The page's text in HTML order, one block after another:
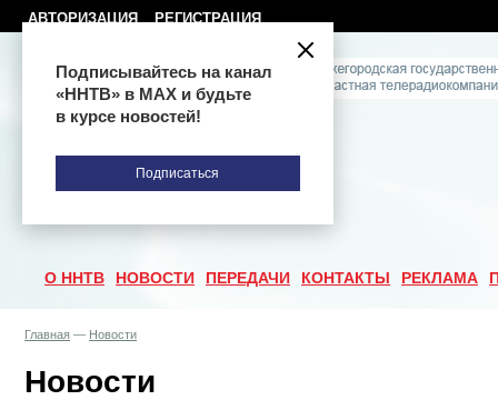
АВТОРИЗАЦИЯ РЕГИСТРАЦИЯ
О ННТВ НОВОСТИ ПЕРЕДАЧИ КОНТАКТЫ РЕКЛАМА
Главная — Новости
Новости
Подписывайтесь на канал
«ННТВ» в МАХ и будьте
в курсе новостей!
Подписаться